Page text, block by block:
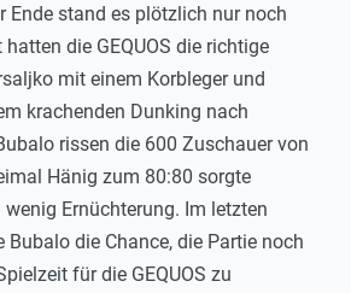
Ende stand es plötzlich nur noch
die GEQUOS die richtige
mit einem Korbleger und
krachenden Dunking nach
rissen die 600 Zuschauer von
Hänig zum 80:80 sorgte
Ernüchterung. Im letzten
die Chance, die Partie noch
für die GEQUOS zu